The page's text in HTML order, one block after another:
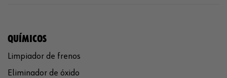
QUÍMICOS
Limpiador de frenos
Eliminador de óxido